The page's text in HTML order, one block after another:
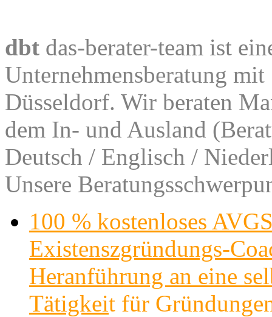
dbt das-berater-team ist
Unternehmensberatung
Düsseldorf. Wir beraten
dem In- und Ausland
Deutsch / Englisch /
Unsere
100 % kostenloses
Existenszgründungs-
Heranführung an eine
Tätigkeit für